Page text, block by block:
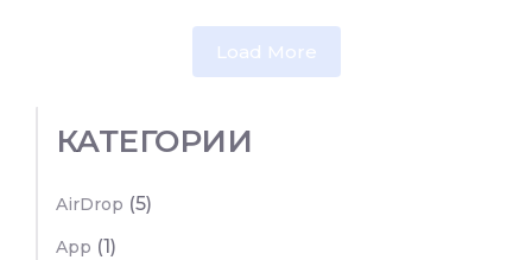
Load More
КАТЕГОРИИ
AirDrop (5)
App (1)